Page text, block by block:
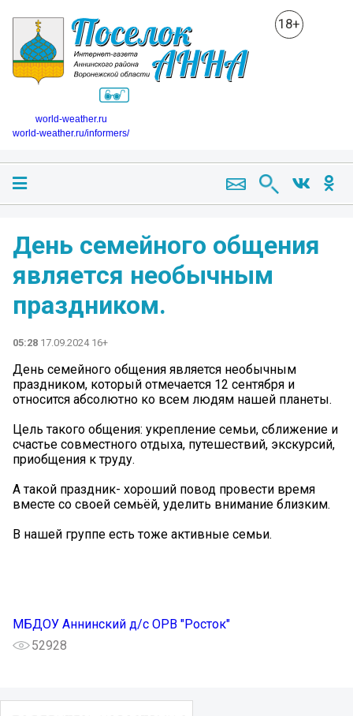
18+
world-weather.ru
world-weather.ru/informers/
День семейного общения
является необычным
праздником.
05:28 17.09.2024 16+
День семейного общения является необычным
праздником, который отмечается 12 сентября и
относится абсолютно ко всем людям нашей планеты.
Цель такого общения: укрепление семьи, сближение и
счастье совместного отдыха, путешествий, экскурсий,
приобщения к труду.
А такой праздник- хороший повод провести время
вместе со своей семьёй, уделить внимание близким.
В нашей группе есть тоже активные семьи.
МБДОУ Аннинский д/с ОРВ "Росток"
52928